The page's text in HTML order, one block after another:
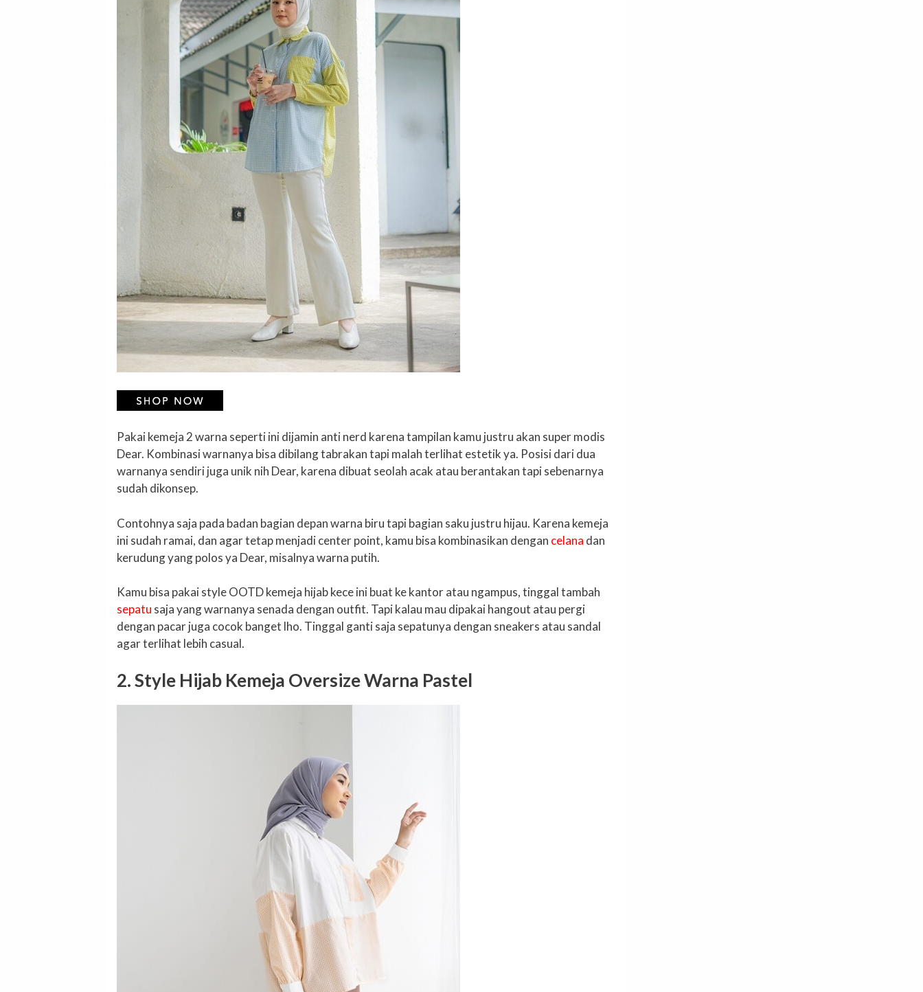
Pakai kemeja 2 warna seperti ini dijamin anti nerd karena tampilan kamu justru akan super modis
Dear. Kombinasi warnanya bisa dibilang tabrakan tapi malah terlihat estetik ya. Posisi dari dua
warnanya sendiri juga unik nih Dear, karena dibuat seolah acak atau berantakan tapi sebenarnya
sudah dikonsep.
Contohnya saja pada badan bagian depan warna biru tapi bagian saku justru hijau. Karena kemeja
ini sudah ramai, dan agar tetap menjadi center point, kamu bisa kombinasikan dengan celana dan
kerudung yang polos ya Dear, misalnya warna putih.
Kamu bisa pakai style OOTD kemeja hijab kece ini buat ke kantor atau ngampus, tinggal tambah
sepatu saja yang warnanya senada dengan outfit. Tapi kalau mau dipakai hangout atau pergi
dengan pacar juga cocok banget lho. Tinggal ganti saja sepatunya dengan sneakers atau sandal
agar terlihat lebih casual.
2. Style Hijab Kemeja Oversize Warna Pastel